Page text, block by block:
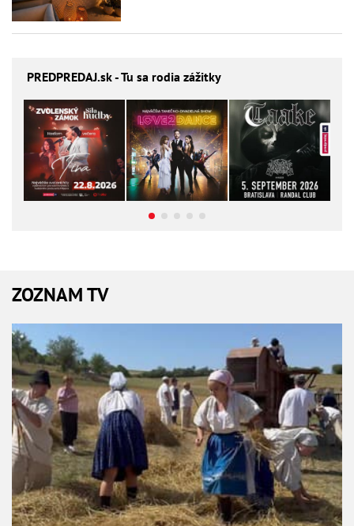
PREDPREDAJ.sk - Tu sa rodia zážitky
ZOZNAM TV